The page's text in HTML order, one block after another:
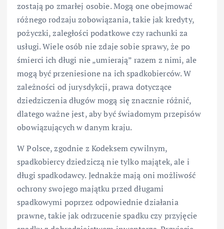
zostają po zmarłej osobie. Mogą one obejmować
różnego rodzaju zobowiązania, takie jak kredyty,
pożyczki, zaległości podatkowe czy rachunki za
usługi. Wiele osób nie zdaje sobie sprawy, że po
śmierci ich długi nie „umierają” razem z nimi, ale
mogą być przeniesione na ich spadkobierców. W
zależności od jurysdykcji, prawa dotyczące
dziedziczenia długów mogą się znacznie różnić,
dlatego ważne jest, aby być świadomym przepisów
obowiązujących w danym kraju.
W Polsce, zgodnie z Kodeksem cywilnym,
spadkobiercy dziedziczą nie tylko majątek, ale i
długi spadkodawcy. Jednakże mają oni możliwość
ochrony swojego majątku przed długami
spadkowymi poprzez odpowiednie działania
prawne, takie jak odrzucenie spadku czy przyjęcie